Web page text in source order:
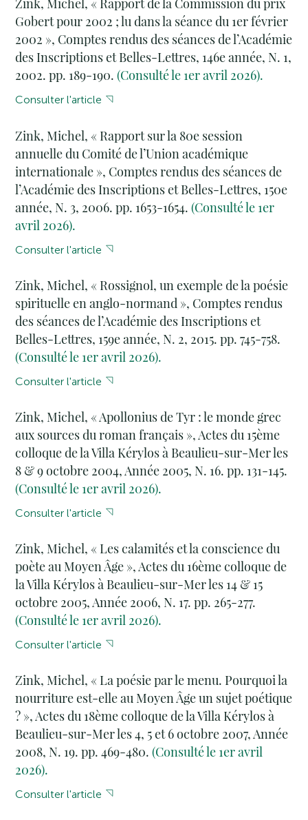
Zink, Michel, « Rapport de la Commission du prix
Gobert pour 2002 ; lu dans la séance du 1er février
2002 », Comptes rendus des séances de l’Académie
des Inscriptions et Belles-Lettres, 146e année, N. 1,
2002. pp. 189-190.(Consulté le 1er avril 2026).
Consulter l'article
Zink, Michel, « Rapport sur la 80e session
annuelle du Comité de l’Union académique
internationale », Comptes rendus des séances de
l’Académie des Inscriptions et Belles-Lettres, 150e
année, N. 3, 2006. pp. 1653-1654.(Consulté le 1er
avril 2026).
Consulter l'article
Zink, Michel, « Rossignol, un exemple de la poésie
spirituelle en anglo-normand », Comptes rendus
des séances de l’Académie des Inscriptions et
Belles-Lettres, 159e année, N. 2, 2015. pp. 745-758.
(Consulté le 1er avril 2026).
Consulter l'article
Zink, Michel, « Apollonius de Tyr : le monde grec
aux sources du roman français », Actes du 15ème
colloque de la Villa Kérylos à Beaulieu-sur-Mer les
8 & 9 octobre 2004, Année 2005, N. 16. pp. 131-145.
(Consulté le 1er avril 2026).
Consulter l'article
Zink, Michel, « Les calamités et la conscience du
poète au Moyen Âge », Actes du 16ème colloque de
la Villa Kérylos à Beaulieu-sur-Mer les 14 & 15
octobre 2005, Année 2006, N. 17. pp. 265-277.
(Consulté le 1er avril 2026).
Consulter l'article
Zink, Michel, « La poésie par le menu. Pourquoi la
nourriture est-elle au Moyen Âge un sujet poétique
? », Actes du 18ème colloque de la Villa Kérylos à
Beaulieu-sur-Mer les 4, 5 et 6 octobre 2007, Année
2008, N. 19. pp. 469-480.(Consulté le 1er avril
2026).
Consulter l'article